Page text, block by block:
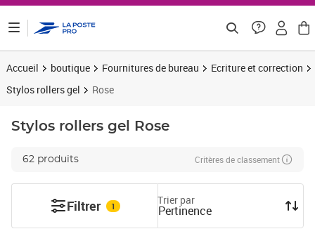
Accueil boutique Fournitures de bureau
Ecriture et correction
Stylos rollers gel
Rose
Stylos rollers gel Rose
62 produits Critères de classement
Filtrer 1 Trier par
Pertinence